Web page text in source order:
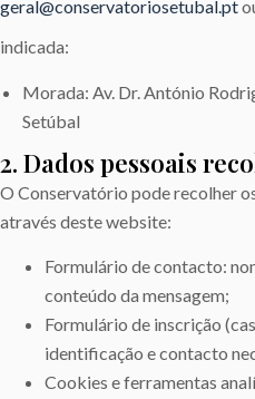
geral@conservatoriosetubal.pt
indicada:
Morada: Av. Dr. António
Setúbal
2. Dados pessoais
O Conservatório pode recolher
através deste website:
Formulário de contacto:
conteúdo da mensagem;
Formulário de inscrição
identificação e contacto
Cookies e ferramentas